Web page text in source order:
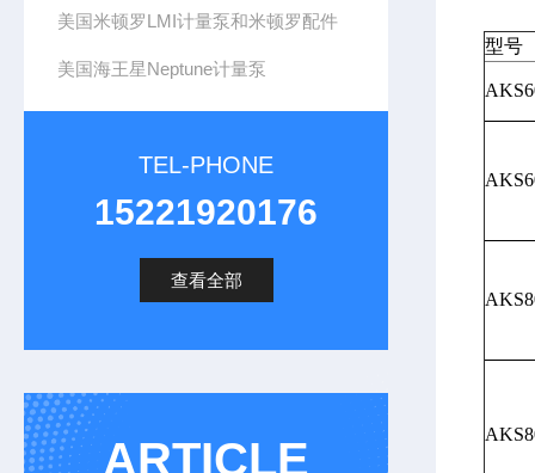
美国米顿罗LMI计量泵和米顿罗配件
美国海王星Neptune计量泵
TEL-PHONE
15221920176
查看全部
ARTICLE
型号